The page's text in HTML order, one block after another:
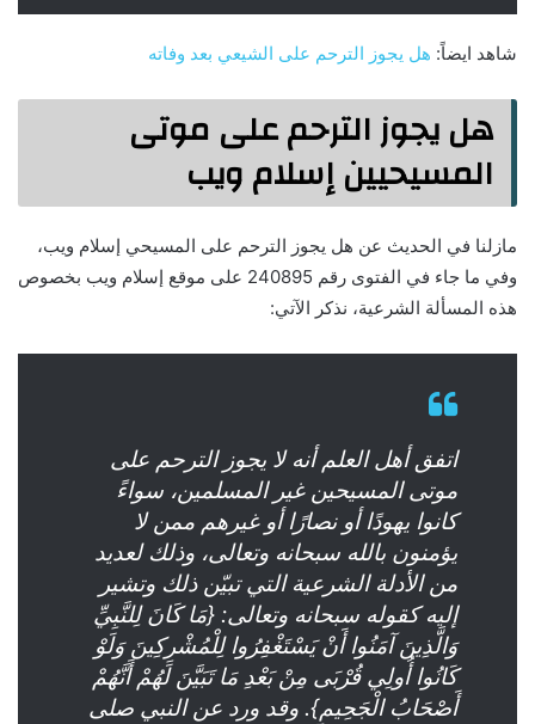
شاهد ايضاً: هل يجوز الترحم على الشيعي بعد وفاته
هل يجوز الترحم على موتى
المسيحيين إسلام ويب
مازلنا في الحديث عن هل يجوز الترحم على المسيحي إسلام ويب،
وفي ما جاء في الفتوى رقم 240895 على موقع إسلام ويب بخصوص
هذه المسألة الشرعية، نذكر الآتي:
اتفق أهل العلم أنه لا يجوز الترحم على
موتى المسيحين غير المسلمين، سواءً
كانوا يهودًا أو نصارًا أو غيرهم ممن لا
يؤمنون بالله سبحانه وتعالى، وذلك لعديد
من الأدلة الشرعية التي تبيّن ذلك وتشير
إليه كقوله سبحانه وتعالى: {مَا كَانَ لِلنَّبِيِّ
وَالَّذِينَ آمَنُوا أَنْ يَسْتَغْفِرُوا لِلْمُشْرِكِينَ وَلَوْ
كَانُوا أُولِي قُرْبَى مِنْ بَعْدِ مَا تَبَيَّنَ لَهُمْ أَنَّهُمْ
أَصْحَابُ الْجَحِيمِ}. وقد ورد عن النبي صلى